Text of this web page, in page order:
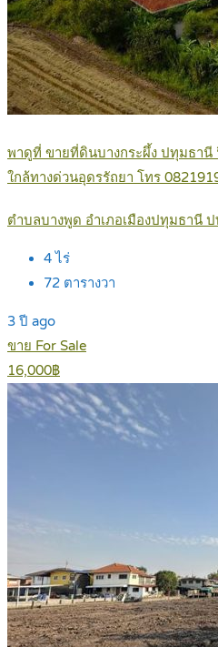
พาดูที่ ขายที่ดินบางกระผึ้ง ปทุมธานี
ใกล้ทางด่วนอุดรรัถยา โทร
ตำบลบางพูด อำเภอเมืองปทุมธานี
4ไร่
72 ตารางวา
3 ปี ago
ขาย For Sale
16,000฿